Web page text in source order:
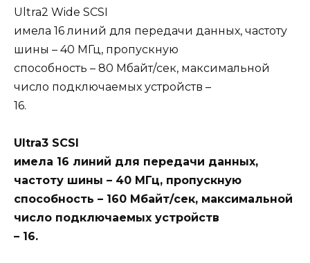
Ultra2 Wide SCSI
имела 16 линий для передачи данных, частоту
шины – 40 МГц, пропускную
способность – 80 Мбайт/сек, максимальной
число подключаемых устройств –
16.
Ultra3 SCSI
имела 16 линий для передачи данных,
частоту шины – 40 МГц, пропускную
способность – 160 Мбайт/сек, максимальной
число подключаемых устройств
– 16.